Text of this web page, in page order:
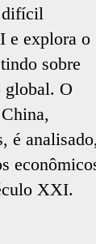
difícil
e explora o
sobre
global. O
é analisado,
XXI.